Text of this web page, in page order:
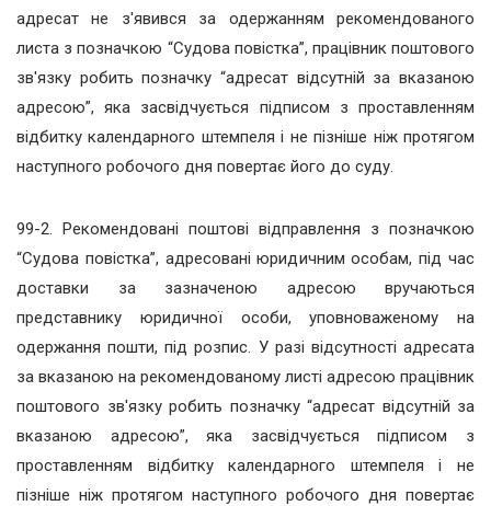
адресат не з'явився за одержанням рекомендованого
листа з позначкою “Судова повістка”, працівник поштового
зв'язку робить позначку “адресат відсутній за вказаною
адресою”, яка засвідчується підписом з проставленням
відбитку календарного штемпеля і не пізніше ніж протягом
наступного робочого дня повертає його до суду.
99-2. Рекомендовані поштові відправлення з позначкою
“Судова повістка”, адресовані юридичним особам, під час
доставки за зазначеною адресою вручаються
представнику юридичної особи, уповноваженому на
одержання пошти, під розпис. У разі відсутності адресата
за вказаною на рекомендованому листі адресою працівник
поштового зв'язку робить позначку “адресат відсутній за
вказаною адресою”, яка засвідчується підписом з
проставленням відбитку календарного штемпеля і не
пізніше ніж протягом наступного робочого дня повертає